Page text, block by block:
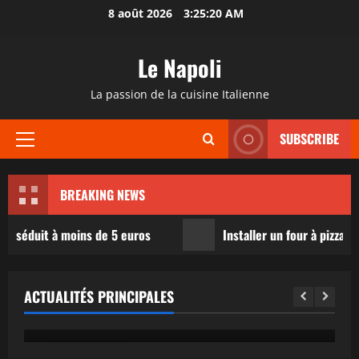
8 août 2026 3:25:21 AM
Le Napoli
La passion de la cuisine Italienne
Menu
SUBSCRIBE
BREAKING NEWS
à moins de 5 euros Installer un four à pizza dans
ACTUALITÉS PRINCIPALES
séduit à moins de 5 euros